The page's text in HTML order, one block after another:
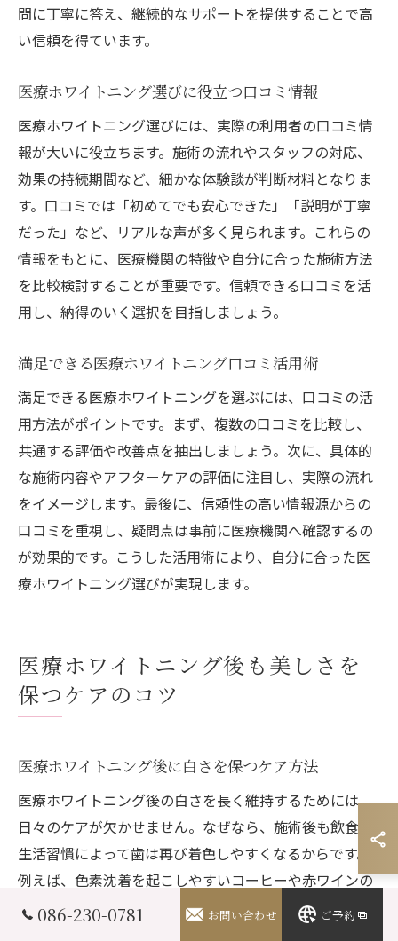
問に丁寧に答え、継続的なサポートを提供することで高
い信頼を得ています。
医療ホワイトニング選びに役立つ口コミ情報
医療ホワイトニング選びには、実際の利用者の口コミ情
報が大いに役立ちます。施術の流れやスタッフの対応、
効果の持続期間など、細かな体験談が判断材料となりま
す。口コミでは「初めてでも安心できた」「説明が丁寧
だった」など、リアルな声が多く見られます。これらの
情報をもとに、医療機関の特徴や自分に合った施術方法
を比較検討することが重要です。信頼できる口コミを活
用し、納得のいく選択を目指しましょう。
満足できる医療ホワイトニング口コミ活用術
満足できる医療ホワイトニングを選ぶには、口コミの活
用方法がポイントです。まず、複数の口コミを比較し、
共通する評価や改善点を抽出しましょう。次に、具体的
な施術内容やアフターケアの評価に注目し、実際の流れ
をイメージします。最後に、信頼性の高い情報源からの
口コミを重視し、疑問点は事前に医療機関へ確認するの
が効果的です。こうした活用術により、自分に合った医
療ホワイトニング選びが実現します。
医療ホワイトニング後も美しさを
保つケアのコツ
医療ホワイトニング後に白さを保つケア方法
医療ホワイトニング後の白さを長く維持するためには、
日々のケアが欠かせません。なぜなら、施術後も飲食や
生活習慣によって歯は再び着色しやすくなるからです。
例えば、色素沈着を起こしやすいコーヒーや赤ワインの
摂取を控えたり、すぐに口をゆすぐ習慣をつけることが
086-230-0781 お問い合わせ ご予約